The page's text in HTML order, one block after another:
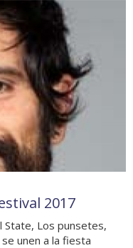
2017
State, Los punsetes,
unen a la fiesta